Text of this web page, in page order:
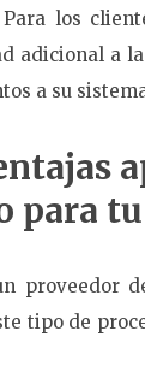
los
adicional a
a su
para
proveedor
tipo de